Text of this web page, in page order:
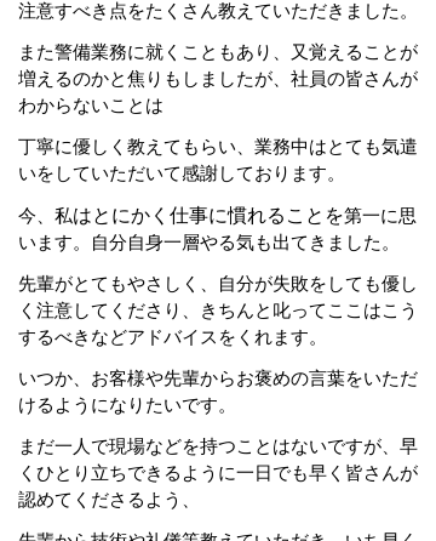
注意すべき点をたくさん教えていただきました。
また警備業務に就くこともあり、又覚えることが
増えるのかと焦りもしましたが、社員の皆さんが
わからないことは
丁寧に優しく教えてもらい、業務中はとても気遣
いをしていただいて感謝しております。
今、私はとにかく仕事に慣れることを第一に思
います。自分自身一層やる気も出てきました。
先輩がとてもやさしく、自分が失敗をしても優し
く注意してくださり、きちんと叱ってここはこう
するべきなどアドバイスをくれます。
いつか、お客様や先輩からお褒めの言葉をいただ
けるようになりたいです。
まだ一人で現場などを持つことはないですが、早
くひとり立ちできるように一日でも早く皆さんが
認めてくださるよう、